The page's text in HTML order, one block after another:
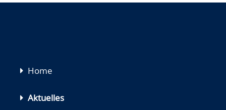
Navigation
Home
Aktuelles